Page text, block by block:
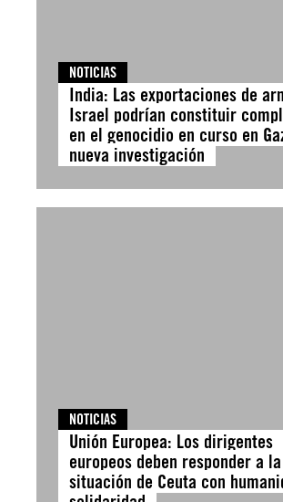
NOTICIAS
India: Las exportaciones de
Israel podrían constituir
en el genocidio en curso en
nueva investigación
NOTICIAS
Unión Europea: Los dirigentes
europeos deben responder a la
situación de Ceuta con